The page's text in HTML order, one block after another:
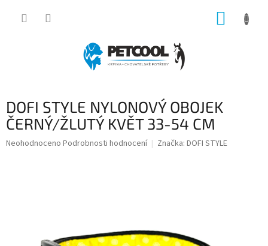
DOFI STYLE NYLONOVÝ OBOJEK
ČERNÝ/ŽLUTÝ KVĚT 33-54 CM
Průměrné
Neohodnoceno Podrobnosti hodnocení Značka: DOFI STYLE